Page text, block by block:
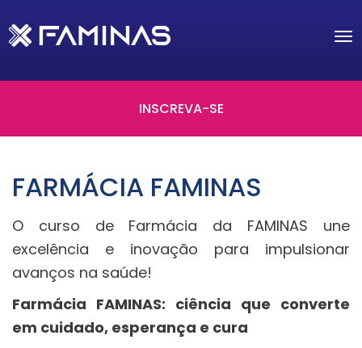
INSCREVA-SE
FARMÁCIA FAMINAS
O curso de Farmácia da FAMINAS une
excelência e inovação para impulsionar
avanços na saúde!
Farmácia FAMINAS: ciência que converte
em cuidado, esperança e cura